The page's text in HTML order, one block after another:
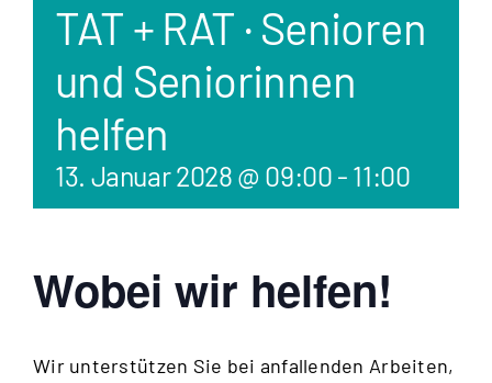
TAT + RAT · Senioren
und Seniorinnen
helfen
13. Januar 2028 @ 09:00 - 11:00
Wobei wir helfen!
Wir unterstützen Sie bei anfallenden Arbeiten,